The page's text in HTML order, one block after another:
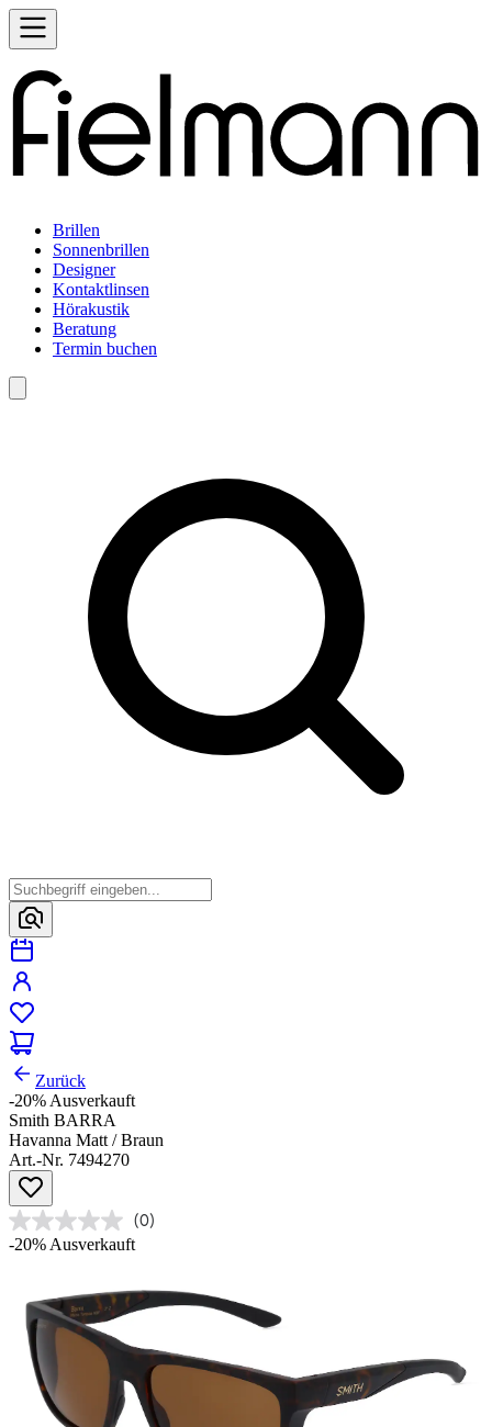
Brillen
Sonnenbrillen
Designer
Kontaktlinsen
Hörakustik
Beratung
Termin buchen
Zurück
-20%Ausverkauft
Smith BARRA
Havanna Matt / Braun
Art.-Nr. 7494270
(0)
-20%Ausverkauft